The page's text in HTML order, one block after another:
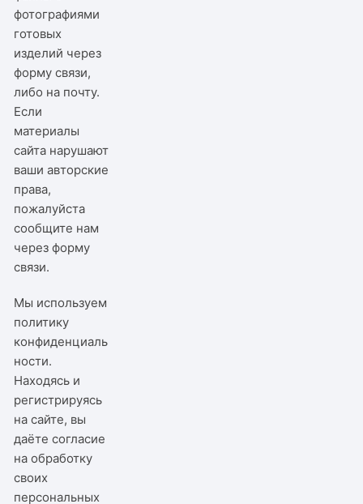
фотографиями
готовых
изделий через
форму связи,
либо на почту.
Если
материалы
сайта нарушают
ваши авторские
права,
пожалуйста
сообщите нам
черезформу
связи.
Мы используем
политику
конфиденциаль
ности.
Находясь и
регистрируясь
на сайте, вы
даёте согласие
на обработку
своих
персональных